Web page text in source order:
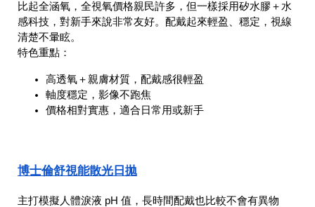
比起全涵氧，全視氧價格親民許多，但一樣採用矽水膠＋水
感科技，對新手來說非常友好。配戴起來輕盈、穩定，視線
清楚不暈眩。
特色重點：
高透氧＋親膚材質，配戴感很輕盈
軸度穩定，影像不跑焦
價格相對實惠，適合日常用或新手
博士倫舒視能散光日拋
主打模擬人體淚液 pH 值，長時間配戴也比較不會有異物